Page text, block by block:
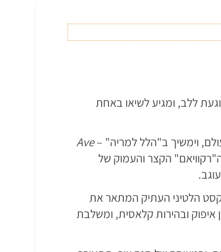
ללב, ומגיע לשיאו באחת
וימשיך ב"הלל למריה" –Ave
הקצר והעמוק של
הלטיני העתיק המתאר את
ובהירות קלאסית, ומשלבת